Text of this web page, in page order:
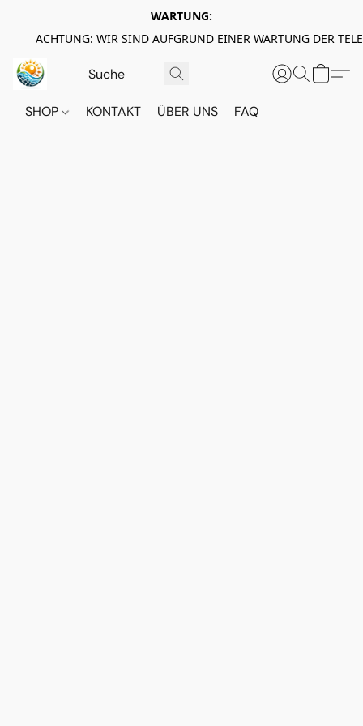
WARTUNG:
ACHTUNG: WIR SIND AUFGRUND EINER WARTUNG DER
SHOP KONTAKT ÜBER UNS FAQ